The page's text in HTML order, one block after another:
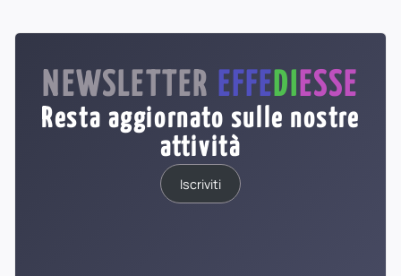
NEWSLETTER EFFE DI ESSE
Resta aggiornato sulle nostre
attività
Iscriviti